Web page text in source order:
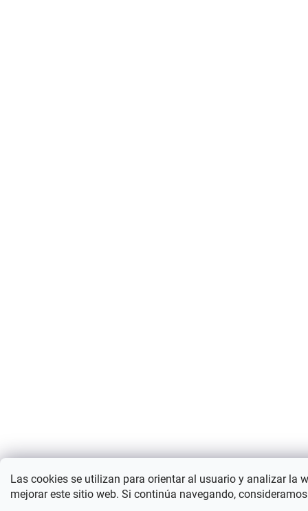
Las cookies se utilizan para orientar al usuario y analizar la
mejorar este sitio web. Si continúa navegando,